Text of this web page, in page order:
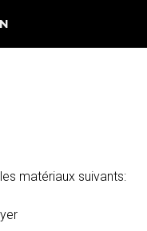
matériaux suivants: